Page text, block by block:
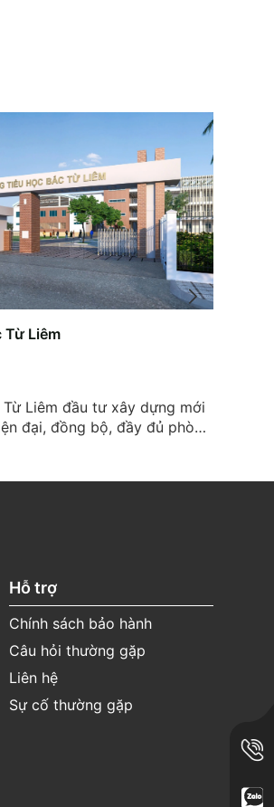
Từ Liêm
Liêm đầu tư xây dựng mới
đại, đồng bộ, đầy đủ phòng
Hỗ trợ
Chính sách bảo hành
Câu hỏi thường gặp
Liên hệ
Sự cố thường gặp